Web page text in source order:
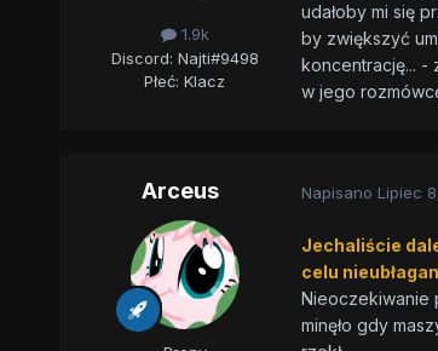
1.9k
Discord: Najti#9498
Płeć: Klacz
udałoby mi się
by zwiększyć
koncentrację... -
w jego
Arceus Napisano Lipiec
Jechaliście
celu
Nieoczekiwanie
minęło gdy